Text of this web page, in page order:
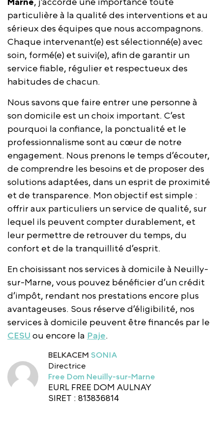
particulière à la qualité des interventions et au
sérieux des équipes que nous accompagnons.
Chaque intervenant(e) est sélectionné(e) avec
soin, formé(e) et suivi(e), afin de garantir un
service fiable, régulier et respectueux des
habitudes de chacun.
Nous savons que faire entrer une personne à
son domicile est un choix important. C’est
pourquoi la confiance, la ponctualité et le
professionnalisme sont au cœur de notre
engagement. Nous prenons le temps d’écouter,
de comprendre les besoins et de proposer des
solutions adaptées, dans un esprit de proximité
et de transparence. Mon objectif est simple :
offrir aux particuliers un service de qualité, sur
lequel ils peuvent compter durablement, et
leur permettre de retrouver du temps, du
confort et de la tranquillité d’esprit.
En choisissant nos services à domicile à Neuilly-
sur-Marne, vous pouvez bénéficier d’un crédit
d’impôt, rendant nos prestations encore plus
avantageuses. Sous réserve d’éligibilité, nos
services à domicile peuvent être financés par le
CESU ou encore la Paje.
BELKACEM SONIA
Directrice
Free Dom Neuilly-sur-Marne
EURL FREE DOM AULNAY
SIRET : 813836814